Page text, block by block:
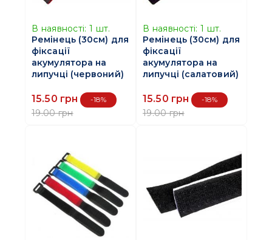
В наявності: 1 шт.
Ремінець (30см) для
фіксації
акумулятора на
липучці (червоний)
15.50 грн -18%
19.00 грн
В наявності: 1 шт.
Ремінець (30см) для
фіксації
акумулятора на
липучці (салатовий)
15.50 грн -18%
19.00 грн